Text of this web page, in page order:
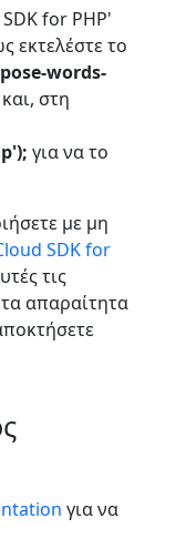
for PHP'
εκτελέστε το
words-
στη
για να το
με μη
SDK for
τις
απαραίτητα
για να